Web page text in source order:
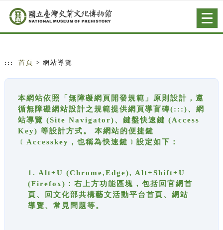
跳到主要內容
網站導覽
::: 首頁 > 網站導覽
本網站依照「無障礙網頁開發規範」原則設計，遵
循無障礙網站設計之規範提供網頁導盲磚(:::)、網
站導覽 (Site Navigator)、鍵盤快速鍵 (Access
Key) 等設計方式。 本網站的便捷鍵
﹝Accesskey，也稱為快速鍵﹞設定如下：
1. Alt+U (Chrome,Edge), Alt+Shift+U
(Firefox)：右上方功能區塊，包括回官網首
頁、回文化部共構藝文活動平台首頁、網站
導覽、常見問題等。